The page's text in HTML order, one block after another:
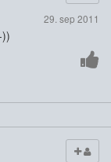
29. sep 2011